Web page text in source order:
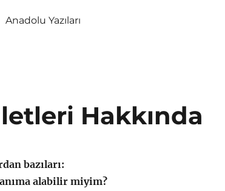
Anadolu Yazıları
Hakkında
bazıları:
alabilir miyim?